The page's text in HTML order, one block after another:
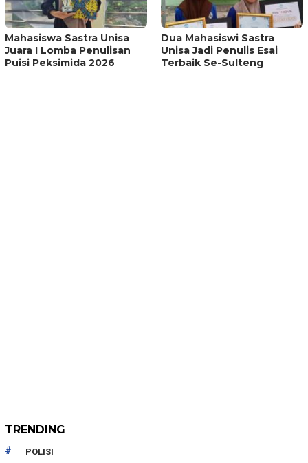
Mahasiswa Sastra Unisa
Juara I Lomba Penulisan
Puisi Peksimida 2026
Dua Mahasiswi Sastra
Unisa Jadi Penulis Esai
Terbaik Se-Sulteng
TRENDING
POLISI